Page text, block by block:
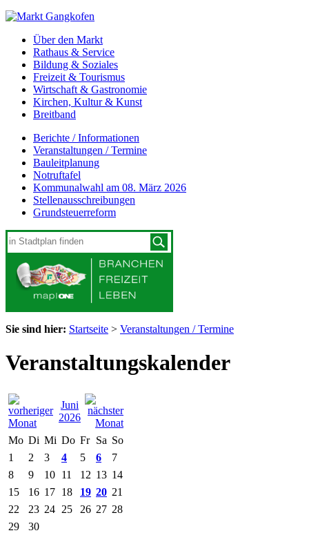
Über den Markt
Rathaus & Service
Bildung & Soziales
Freizeit & Tourismus
Wirtschaft & Gastronomie
Kirchen, Kultur & Kunst
Breitband
Berichte / Informationen
Veranstaltungen / Termine
Bauleitplanung
Notruftafel
Kommunalwahl am 08. März 2026
Stellenausschreibungen
Grundsteuerreform
Sie sind hier: Startseite > Veranstaltungen / Termine
Veranstaltungskalender
Juni
2026
Mo Di Mi Do Fr Sa So
1
2 3 4 5 6
7
8
9 10 11 12 13 14
15
16 17 18 19 20 21
22
23 24 25 26 27 28
29
30